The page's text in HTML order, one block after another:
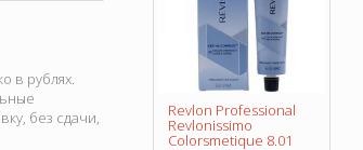
в рублях.
без сдачи,
Revlon Professional
Revlonissimo
Colorsmetique 8.01